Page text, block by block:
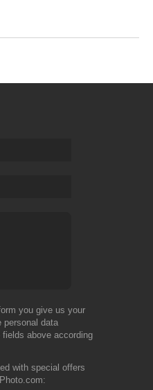
you give us your
personal data
above according
with special offers